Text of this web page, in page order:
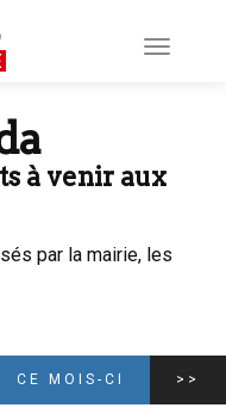
Toggle
à venir aux
par la mairie, les
CE MOIS-CI >>